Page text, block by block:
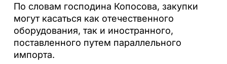
По словам господина Копосова, закупки
могут касаться как отечественного
оборудования, так и иностранного,
поставленного путем параллельного
импорта.